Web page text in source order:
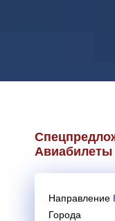
Авиабилеты
Направление
Города